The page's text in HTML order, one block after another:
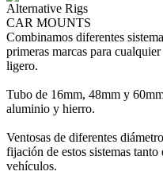
Alternative Rigs
CAR MOUNTS
Combinamos diferentes
primeras marcas para
ligero.
Tubo de 16mm, 48mm y
aluminio y hierro.
Ventosas de diferentes
fijación de estos sistemas
vehículos.